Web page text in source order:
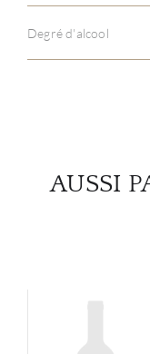
Degré d'alcool
AUSSI